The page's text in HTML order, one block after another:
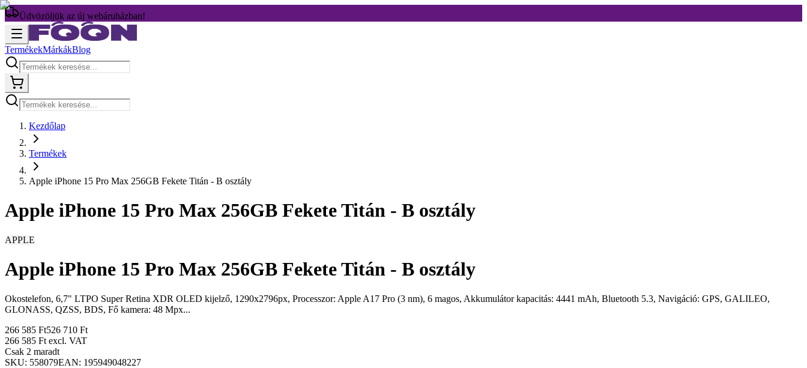
Üdvözöljük az új webáruházban!
TermékekMárkákBlog
Kezdőlap
Termékek
Apple iPhone 15 Pro Max 256GB Fekete Titán - B osztály
Apple iPhone 15 Pro Max 256GB Fekete Titán - B osztály
APPLE
Apple iPhone 15 Pro Max 256GB Fekete Titán - B osztály
Okostelefon, 6,7" LTPO Super Retina XDR OLED kijelző, 1290x2796px, Processzor: Apple A17 Pro (3 nm), 6 magos, Akkumulátor kapacitás: 4441 mAh, Bluetooth 5.3, Navigáció: GPS, GALILEO,
GLONASS, QZSS, BDS, Fő kamera: 48 Mpx...
266 585 Ft526 710 Ft
266 585 Ft excl. VAT
Csak 2 maradt
SKU: 558079EAN: 195949048227